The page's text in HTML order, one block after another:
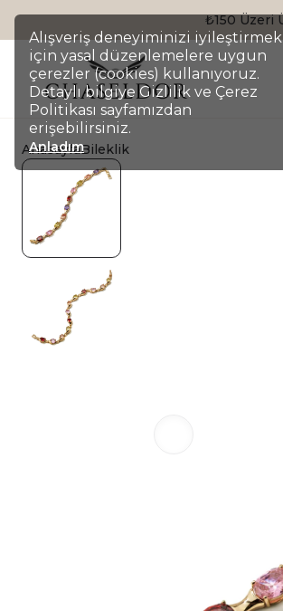
Alışveriş deneyiminizi iyileştirmek
için yasal düzenlemelere uygun
çerezler (cookies) kullanıyoruz.
Detaylı bilgiye Gizlilik ve Çerez
Politikası sayfamızdan
erişebilirsiniz.
Anladım
AnasayfaBileklik